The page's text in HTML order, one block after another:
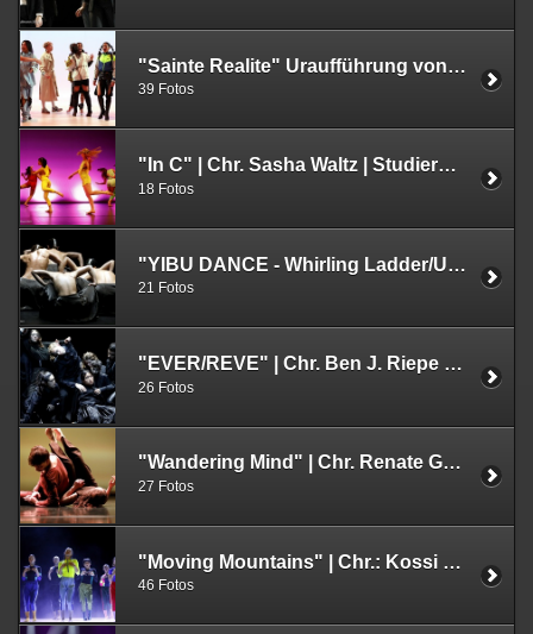
"Sainte Realite" Uraufführung von Ben J. Riepe | FFT Düsseldorf | 01.06.2023
39 Fotos
"In C" | Chr. Sasha Waltz | Studierende der Folkwang Universität der Künste (IZT) | Essen | 29.05.2023 Ruhrfestspiele
18 Fotos
"YIBU DANCE - Whirling Ladder/Upright" | UA. 11.05.2023 | Fabrik Heeder, Krefeld | im Rahmen von tanz nrw 23
21 Fotos
"EVER/REVE" | Chr. Ben J. Riepe | 03.05.2023 | tanzhaus nrw | Im Rahmen von tanz nrw 23
26 Fotos
"Wandering Mind" | Chr. Renate Graziadei | Folkwang Tanzstudio, Essen | 09.03.2023
27 Fotos
"Moving Mountains" | Chr.: Kossi S. Wokawui, Antonin Comestaz, Helge Letonja | 23.02.2023 | Teo Otto Theater Remscheid
46 Fotos